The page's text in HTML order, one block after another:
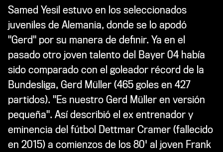
Samed Yesil estuvo en los seleccionados
juveniles de Alemania, donde se lo apodó
"Gerd" por su manera de definir. Ya en el
pasado otro joven talento del Bayer 04 había
sido comparado con el goleador récord de la
Bundesliga, Gerd Müller (465 goles en 427
partidos). "Es nuestro Gerd Müller en versión
pequeña". Así describió el ex entrenador y
eminencia del fútbol Dettmar Cramer (fallecido
en 2015) a comienzos de los 80' al joven Frank